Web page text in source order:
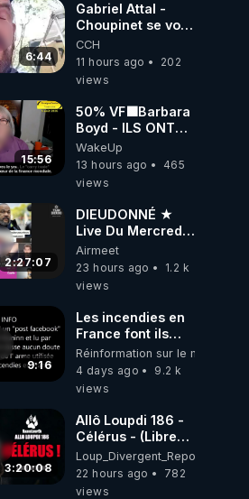
6:44
Gabriel Attal -
Choupinet se voit
en haut de
l'affiche
CCH
11 hours ago
202
views
15:56
50% VF🟩Barbara
Boyd - ILS ONT
MENTI SUR TOUT
-Jocelyne
Traduction
WakeUp
13 hours ago
465
views
2:27:07
DIEUDONNÉ ★
Live Du Mercredi
5 Août 2026
Airmeet
23 hours ago
1.2 k
views
9:16
Les incendies en
France font ils
partie d' un plan
qui aurait débuté
le 11 septembre
Réinformation sur le monde
4 days ago
9.2 k
views
3:20:08
Allô Loupdi 186 -
Célérus - (Libre
Antenne) - Loup
Divergent
2026.08.06
Loup_Divergent_Reposts
22 hours ago
782
views